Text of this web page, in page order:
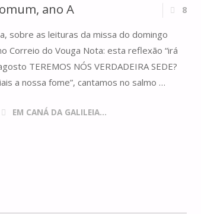
ano A 8
sobre as leituras da missa do domingo
Correio do Vouga Nota: esta reflexão “irá
TEREMOS NÓS VERDADEIRA SEDE?
a nossa fome”, cantamos no salmo …
EM CANÁ DA GALILEIA...